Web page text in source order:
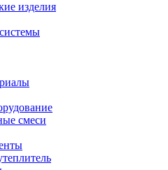
изделия
смеси